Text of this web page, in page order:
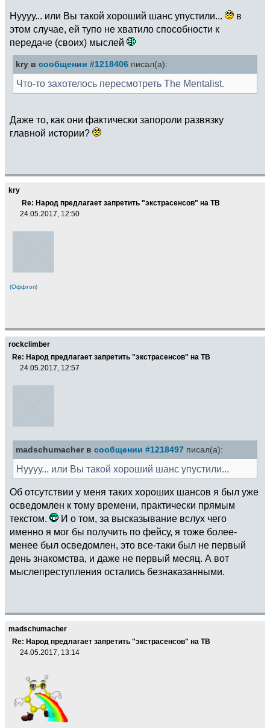
Нуууу... или Вы такой хороший шанс упустили...
в
этом случае, ей тупо не хватило способности к
передаче (своих) мыслей
kry в сообщении #1218406 писал(а):
Что-то захотелось пересмотреть The Mentalist.
Даже то, как они фактически запороли развязку
главной истории?
kry
Re: Народ предлагает запретить "экстрасенсов" на ТВ
24.05.2017, 12:50
(Оффтоп)
rockclimber
Re: Народ предлагает запретить "экстрасенсов" на ТВ
24.05.2017, 12:57
madschumacher в сообщении #1218497 писал(а):
Нуууу... или Вы такой хороший шанс упустили...
Об отсутствии у меня таких хороших шансов я был уже
осведомлен к тому времени, практически прямым
текстом.
И о том, за высказывание вслух чего
именно я мог бы получить по фейсу, я тоже более-
менее был осведомлен, это все-таки был не первый
день знакомства, и даже не первый месяц. А вот
мыслепреступления остались безнаказанными.
madschumacher
Re: Народ предлагает запретить "экстрасенсов" на ТВ
24.05.2017, 13:14